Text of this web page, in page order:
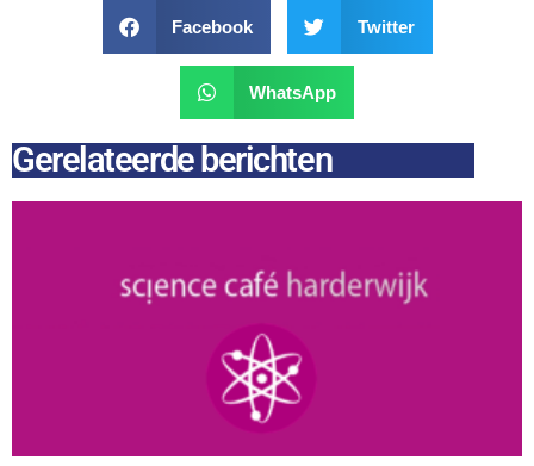
Facebook Twitter
WhatsApp
Gerelateerde berichten